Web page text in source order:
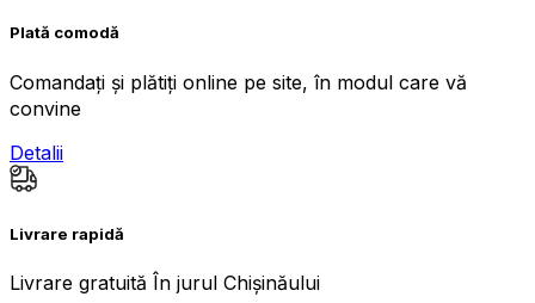
Plată comodă
Comandați și plătiți online pe site, în modul care vă
convine
Detalii
Livrare rapidă
Livrare gratuită În jurul Chișinăului